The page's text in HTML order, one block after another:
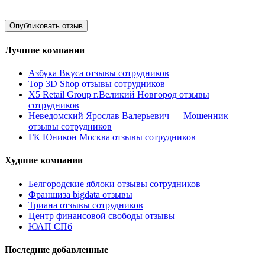
Лучшие компании
Азбука Вкуса отзывы сотрудников
Top 3D Shop отзывы сотрудников
X5 Retail Group г.Великий Новгород отзывы
сотрудников
Неведомский Ярослав Валерьевич — Мошенник
отзывы сотрудников
ГК Юникон Москва отзывы сотрудников
Худшие компании
Белгородские яблоки отзывы сотрудников
Франшиза bigdata отзывы
Триана отзывы сотрудников
Центр финансовой свободы отзывы
ЮАП СПб
Последние добавленные